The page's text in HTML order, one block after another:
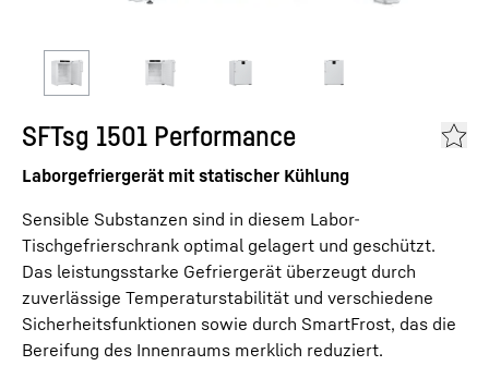
SFTsg 1501 Performance
Laborgefriergerät mit statischer Kühlung
Sensible Substanzen sind in diesem Labor-
Tischgefrierschrank optimal gelagert und geschützt.
Das leistungsstarke Gefriergerät überzeugt durch
zuverlässige Temperaturstabilität und verschiedene
Sicherheitsfunktionen sowie durch SmartFrost, das die
Bereifung des Innenraums merklich reduziert.